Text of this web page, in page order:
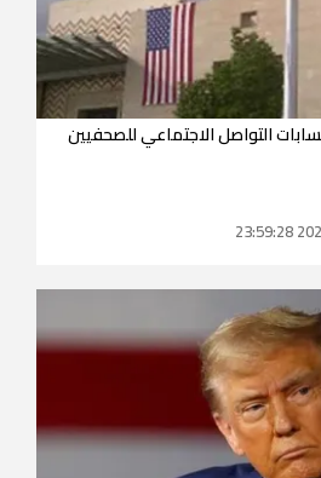
التواصل الاجتماعي للصحفيين